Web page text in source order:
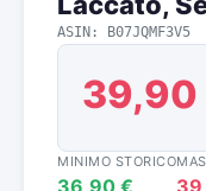
ASIN: B07JQMF3V5
39,90
MINIMO STORICO
36,90 €